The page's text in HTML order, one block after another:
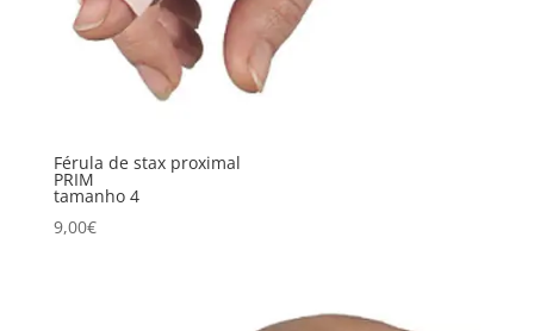
Férula de stax proximal
PRIM
tamanho 4
9,00€